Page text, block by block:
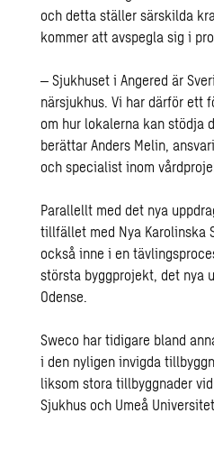
och detta ställer särskilda
kommer att avspegla sig i
‒ Sjukhuset i Angered är
närsjukhus. Vi har därför ett
om hur lokalerna kan stödja
berättar Anders Melin,
och specialist inom
Parallellt med det nya
tillfället med Nya Karolinska
också inne i en
största byggprojekt, det nya
Odense.
Sweco har tidigare bland
i den nyligen invigda
liksom stora tillbyggnader
Sjukhus och Umeå